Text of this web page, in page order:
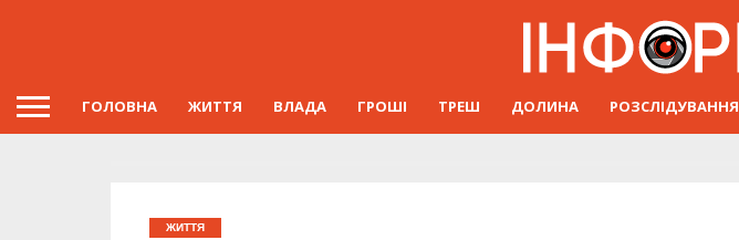
ГОЛОВНА ЖИТТЯ ВЛАДА ГРОШІ ТРЕШ ДОЛИНА РОЗСЛІДУВАННЯ
ЖИТТЯ